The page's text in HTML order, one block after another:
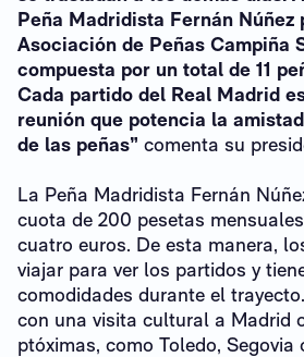
Peña Madridista Fernán Núñez
Asociación de Peñas Campiña
compuesta por un total de 11
Cada partido del Real Madrid
reunión que potencia la
de las peñas” comenta su
La Peña Madridista Fernán
cuota de 200 pesetas
cuatro euros. De esta manera,
viajar para ver los partidos y
comodidades durante el
con una visita cultural a Madrid
ptóximas, como Toledo, Segovia